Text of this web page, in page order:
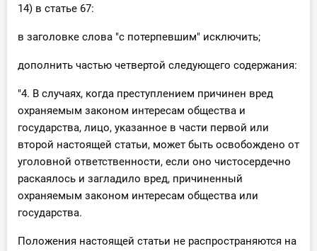
14) в статье 67:
в заголовке слова "с потерпевшим" исключить;
дополнить частью четвертой следующего содержания:
"4. В случаях, когда преступлением причинен вред
охраняемым законом интересам общества и
государства, лицо, указанное в части первой или
второй настоящей статьи, может быть освобождено от
уголовной ответственности, если оно чистосердечно
раскаялось и загладило вред, причиненный
охраняемым законом интересам общества или
государства.
Положения настоящей статьи не распространяются на